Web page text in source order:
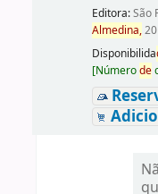
Editora:São
Almedina,
Disponibilida
[Númerode